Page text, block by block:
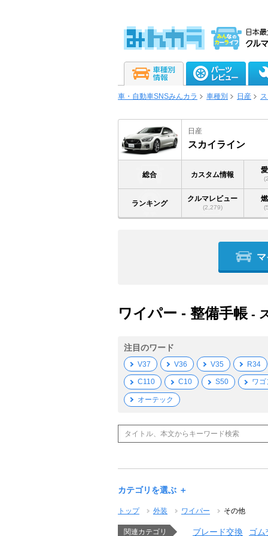
車・自動車SNSみんカラ 車種別 日産
日産
スカイライン
総合 カスタム情報
ランキング
クルマレビュー
(2,279)
ワイパー - 整備手帳 -
注目のワード
V37 V36 V35 R34
C110 C10 S50 ワゴ
オーテック
カテゴリを選ぶ ＋
トップ 外装 ワイパー その他
関連カテゴリ ブレード交換 ゴム